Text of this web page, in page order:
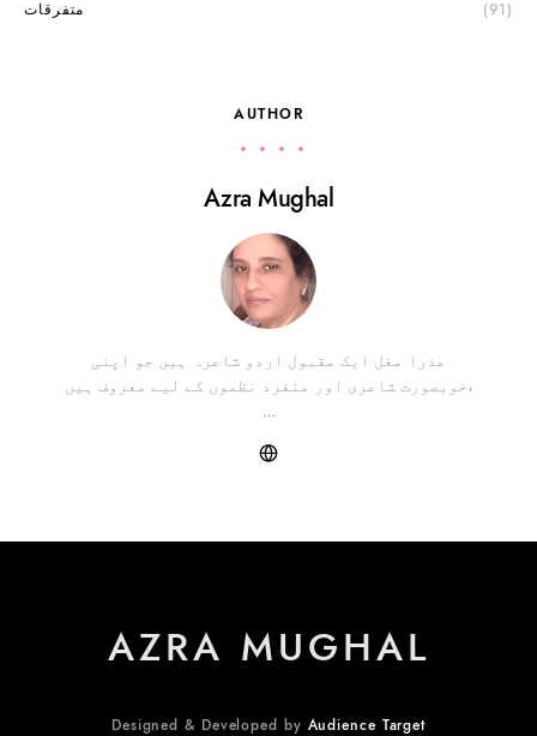
متفرقات (91)
AUTHOR
Azra Mughal
عذرا مغل ایک مقبول اردو شاعرہ ہیں جو اپنی
خوبصورت شاعری اور منفرد نظموں کے لیے معروف ہیں،
…
AZRA MUGHAL
Designed & Developed by Audience Target